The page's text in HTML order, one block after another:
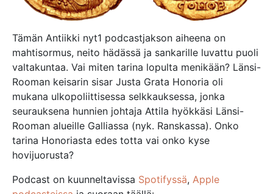
Tämän Antiikki nyt1 podcastjakson aiheena on
mahtisormus, neito hädässä ja sankarille luvattu puoli
valtakuntaa. Vai miten tarina lopulta menikään? Länsi-
Rooman keisarin sisar Justa Grata Honoria oli
mukana ulkopoliittisessa selkkauksessa, jonka
seurauksena hunnien johtaja Attila hyökkäsi Länsi-
Rooman alueille Galliassa (nyk. Ranskassa). Onko
tarina Honoriasta edes totta vai onko kyse
hovijuorusta?
Podcast on kuunneltavissa Spotifyssä, Apple